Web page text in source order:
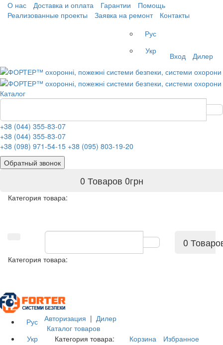
О нас Доставка и оплата Гарантии
Помощь
Реализованные проекты
Заявка на ремонт
Контакты
Рус
Укр
Вход Дилер
Каталог
+38 (044) 355-83-07
+38 (044) 355-83-07
+38 (098) 971-54-15 +38 (095) 803-19-20
Обратный звонок
0 Товаров 0грн
Категория товара:
0
Категория товара:
Рус
Укр
Авторизация | Дилер
Каталог товаров
Категория товара:
Корзина Избранное